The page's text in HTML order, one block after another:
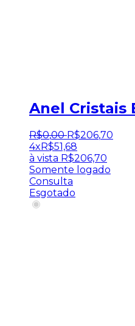
Anel Cristais
R$0,00 R$206,70
4xR$51,68
à vista R$206,70
Somente logado
Consulta
Esgotado